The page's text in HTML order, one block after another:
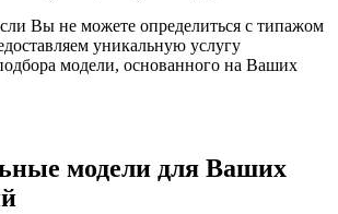
Вы не можете определиться с типажом
уникальную услугу
модели, основанного на Ваших
модели для Ваших